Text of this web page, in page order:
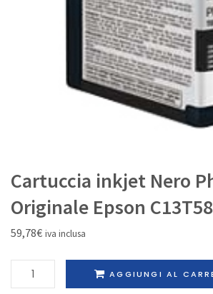
IL MIO ACCOUNT
Cartuccia inkjet Nero
Originale Epson
59,78€ iva inclusa
Cartuccia
inkjet
AGGIUNGI AL